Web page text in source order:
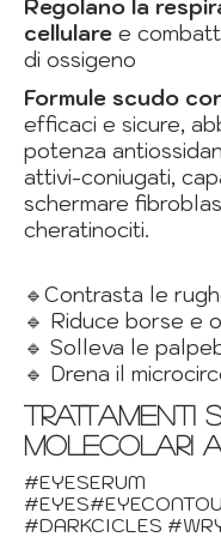
Regolano la
cellulare e
di ossigeno
Formule scudo
efficaci e sicure,
potenza
attivi-coniugati,
schermare
cheratinociti.
🔹Contrasta le
🔹 Riduce borse e
🔹 Solleva le
🔹 Drena il
trattamenti
molecolari
#EYESERUM
#DARKCICLES